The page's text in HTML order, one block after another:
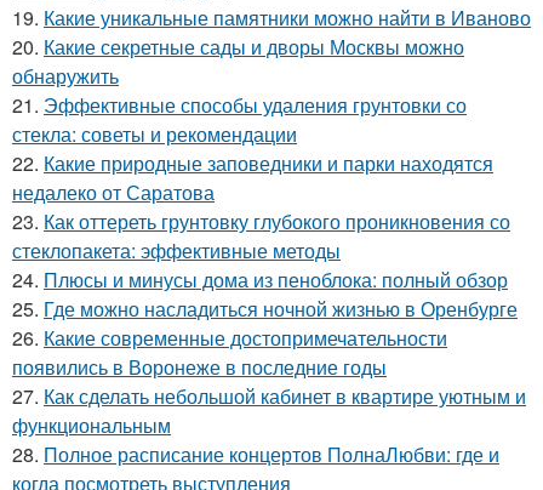
19. Какие уникальные памятники можно найти в Иваново
20. Какие секретные сады и дворы Москвы можно
обнаружить
21. Эффективные способы удаления грунтовки со
стекла: советы и рекомендации
22. Какие природные заповедники и парки находятся
недалеко от Саратова
23. Как оттереть грунтовку глубокого проникновения со
стеклопакета: эффективные методы
24. Плюсы и минусы дома из пеноблока: полный обзор
25. Где можно насладиться ночной жизнью в Оренбурге
26. Какие современные достопримечательности
появились в Воронеже в последние годы
27. Как сделать небольшой кабинет в квартире уютным и
функциональным
28. Полное расписание концертов ПолнаЛюбви: где и
когда посмотреть выступления